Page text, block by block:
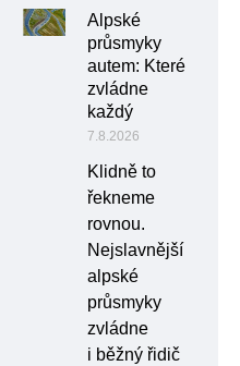
Alpské
průsmyky
autem: Které
zvládne
každý
7.8.2026
Klidně to
řekneme
rovnou.
Nejslavnější
alpské
průsmyky
zvládne
i běžný řidič